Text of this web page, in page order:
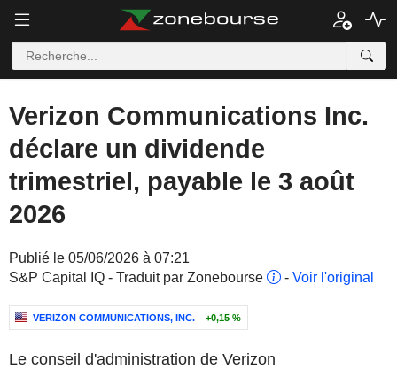
Verizon Communications Inc.
déclare un dividende
trimestriel, payable le 3 août
2026
Publié le 05/06/2026 à 07:21
S&P Capital IQ - Traduit par Zonebourse
- Voir l'original
VERIZON COMMUNICATIONS, INC. +0,15 %
Le conseil d'administration de Verizon